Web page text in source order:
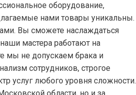
оборудование,
нами товары уникальны.
Вы сможете наслаждаться
мастера работают на
мы не допускаем брака и
сотрудников, строгое
услуг любого уровня сложности.